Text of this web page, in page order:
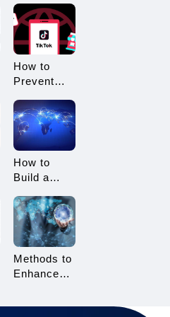
Restricted?
How to
Avoid
Restricted?
How to
Prevent
Multi-
Account
Linking?
Tips for
TikTok
Sellers
How to
Build a
Architecture
for Multi-
Branch
Methods to
Enhance